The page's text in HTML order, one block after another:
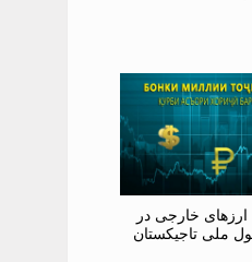
ارزهای خارجی در
ملی تاجیکستان